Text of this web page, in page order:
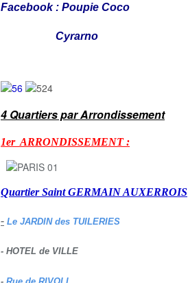
Facebook : Poupie Coco
Cyrarno
4 Quartiers par Arrondissement
1er ARRONDISSEMENT :
Quartier Saint GERMAIN AUXERROIS
- Le JARDIN des TUILERIES
- HOTEL de VILLE